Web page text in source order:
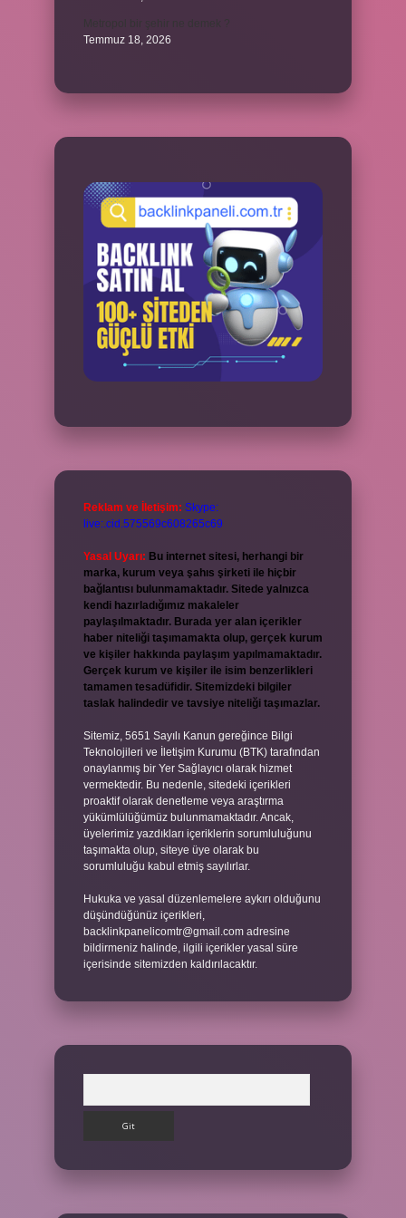
Temmuz 18, 2026
Reklam ve İletişim: Skype:
live:.cid.575569c608265c69
Yasal Uyarı: Bu internet sitesi, herhangi bir
marka, kurum veya şahıs şirketi ile hiçbir
bağlantısı bulunmamaktadır. Sitede yalnızca
kendi hazırladığımız makaleler
paylaşılmaktadır. Burada yer alan içerikler
haber niteliği taşımamakta olup, gerçek kurum
ve kişiler hakkında paylaşım yapılmamaktadır.
Gerçek kurum ve kişiler ile isim benzerlikleri
tamamen tesadüfidir. Sitemizdeki bilgiler
taslak halindedir ve tavsiye niteliği taşımazlar.
Sitemiz, 5651 Sayılı Kanun gereğince Bilgi
Teknolojileri ve İletişim Kurumu (BTK) tarafından
onaylanmış bir Yer Sağlayıcı olarak hizmet
vermektedir. Bu nedenle, sitedeki içerikleri
proaktif olarak denetleme veya araştırma
yükümlülüğümüz bulunmamaktadır. Ancak,
üyelerimiz yazdıkları içeriklerin sorumluluğunu
taşımakta olup, siteye üye olarak bu
sorumluluğu kabul etmiş sayılırlar.
Hukuka ve yasal düzenlemelere aykırı olduğunu
düşündüğünüz içerikleri,
backlinkpanelicomtr@gmail.com adresine
bildirmeniz halinde, ilgili içerikler yasal süre
içerisinde sitemizden kaldırılacaktır.